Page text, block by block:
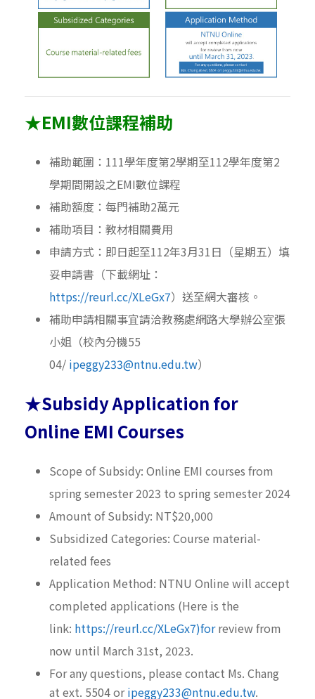
★EMI數位課程補助
補助範圍： 111學年度第2學期至112學年度第2
學期間開設之EMI數位課程
補助額度：每門補助2萬元
補助項目：教材相關費用
申請方式：即日起至112年3月31日（星期五）填
妥申請書（下載網址：
https://reurl.cc/XLeGx7） 送至網大審核。
補助申請相關事宜請洽教務處網路大學辦公室張
小姐（校內分機55
04/ ipeggy233@ntnu.edu.tw）
★Subsidy Application for
Online EMI Courses
Scope of Subsidy: Online EMI courses from
spring semester 2023 to spring semester 2024
Amount of Subsidy: NT$20,000
Subsidized Categories: Course material-
related fees
Application Method: NTNU Online will accept
completed applications (Here is the
link: https://reurl.cc/XLeGx7)forreview from
now until March 31st, 2023.
For any questions, please contact Ms. Chang
at ext. 5504 oripeggy233@ntnu.edu.tw.